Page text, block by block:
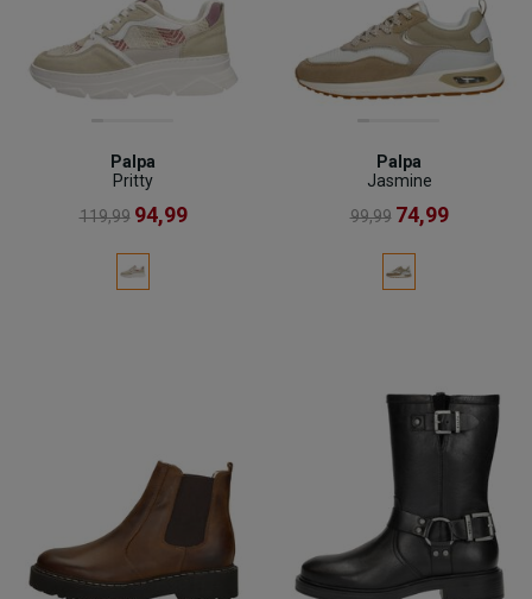
Palpa
Pritty
119,99 94,99
Palpa
Jasmine
99,99 74,99